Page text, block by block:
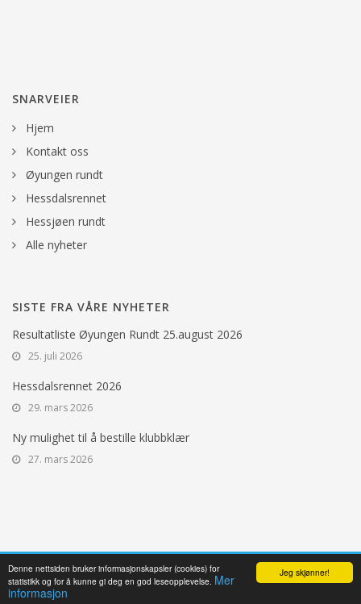
Jeg skjønner!
Denne nettsiden bruker informasjonskapsler (cookies) for
statistikk og for å kunne gi deg en god leseopplevelse. Mer
informasjon
SNARVEIER
Hjem
Kontakt oss
Øyungen rundt
Hessdalsrennet
Hessjøen rundt
Alle nyheter
SISTE FRA VÅRE NYHETER
Resultatliste Øyungen Rundt 25.august 2026
25. juli 2026
Hessdalsrennet 2026
29. mars 2026
Ny mulighet til å bestille klubbklær
27. mars 2026
© 2017 HESSDALEN IL, 7380 ÅLEN. ALL RIGHTS RESERVED.